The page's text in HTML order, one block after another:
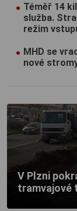
Téměř 14
služba.
režim
MHD se
nové
V Plzni
tramvajové